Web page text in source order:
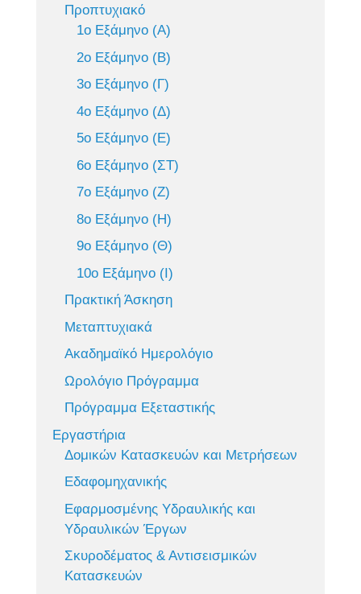
Προπτυχιακό
1ο Εξάμηνο (Α)
2ο Εξάμηνο (Β)
3ο Εξάμηνο (Γ)
4ο Εξάμηνο (Δ)
5ο Εξάμηνο (Ε)
6ο Εξάμηνο (ΣΤ)
7ο Εξάμηνο (Ζ)
8ο Εξάμηνο (Η)
9ο Εξάμηνο (Θ)
10ο Εξάμηνο (Ι)
Πρακτική Άσκηση
Μεταπτυχιακά
Ακαδημαϊκό Ημερολόγιο
Ωρολόγιο Πρόγραμμα
Πρόγραμμα Εξεταστικής
Εργαστήρια
Δομικών Κατασκευών και Μετρήσεων
Εδαφομηχανικής
Εφαρμοσμένης Υδραυλικής και
Υδραυλικών Έργων
Σκυροδέματος & Αντισεισμικών
Κατασκευών